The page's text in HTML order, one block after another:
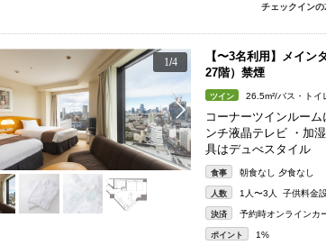
1/4
【〜3名利用】メイン
27階）禁煙
ツイン 26.5m²/バス・トイ
コーナーツインルー
ンチ液晶テレビ ・加
具はデュべスタイル
食事 朝食なし 夕食なし
人数 1人〜3人 子供料金
決済 予約時オンラインカ
ポイント 1%